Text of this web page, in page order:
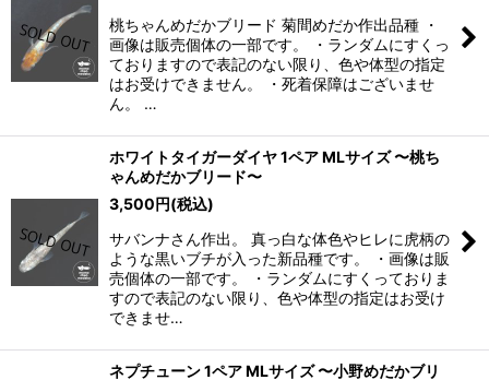
桃ちゃんめだかブリード 菊間めだか作出品種 ・
画像は販売個体の一部です。 ・ランダムにすくっ
ておりますので表記のない限り、色や体型の指定
はお受けできません。 ・死着保障はございませ
ん。 …
ホワイトタイガーダイヤ 1ペア MLサイズ 〜桃ち
ゃんめだかブリード〜
3,500円(税込)
サバンナさん作出。 真っ白な体色やヒレに虎柄の
ような黒いブチが入った新品種です。 ・画像は販
売個体の一部です。 ・ランダムにすくっておりま
すので表記のない限り、色や体型の指定はお受け
できませ…
ネプチューン 1ペア MLサイズ 〜小野めだかブリ